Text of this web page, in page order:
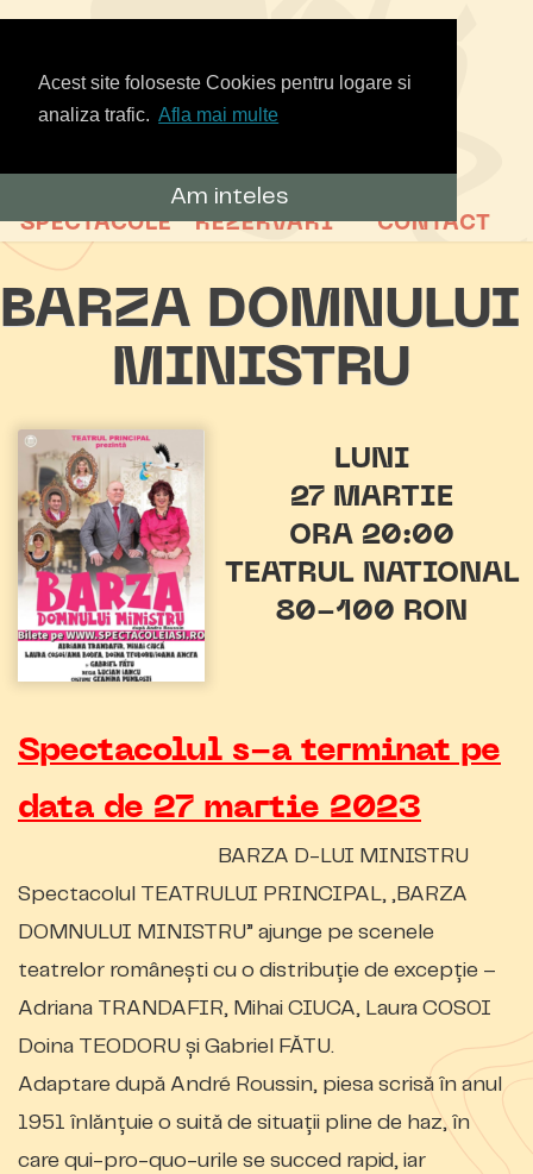
Acest site foloseste Cookies pentru logare si
analiza trafic. Afla mai multe
Am inteles
SPECTACOLE REZERVARI CONTACT
BARZA DOMNULUI
MINISTRU
LUNI
27 MARTIE
ORA 20:00
TEATRUL NATIONAL
80-100 RON
Spectacolul s-a terminat pe
data de 27 martie 2023
BARZA D-LUI MINISTRU
Spectacolul TEATRULUI PRINCIPAL, „BARZA
DOMNULUI MINISTRU” ajunge pe scenele
teatrelor românești cu o distribuție de excepție –
Adriana TRANDAFIR, Mihai CIUCA, Laura COSOI
Doina TEODORU și Gabriel FĂTU.
Adaptare după André Roussin, piesa scrisă în anul
1951 înlănţuie o suită de situaţii pline de haz, în
care qui-pro-quo-urile se succed rapid, iar